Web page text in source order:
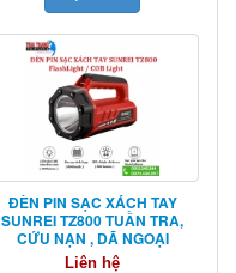
ĐÈN PIN SẠC XÁCH TAY
SUNREI TZ800 TUẦN TRA,
CỨU NẠN , DÃ NGOẠI
Liên hệ